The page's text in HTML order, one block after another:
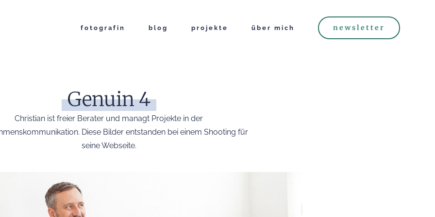
fotografin blog projekte über mich newsletter
Genuin 4
Christian ist freier Berater und managt Projekte in der
Diese Bilder entstanden bei einem Shooting für
seine Webseite.